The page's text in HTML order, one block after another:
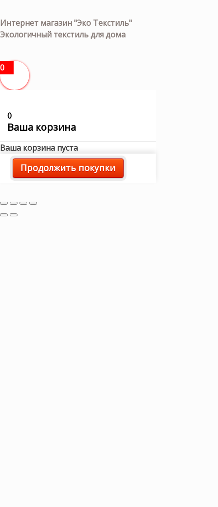
Интернет магазин "Эко Текстиль"
Экологичный текстиль для дома
0
0
Ваша корзина
Ваша корзина пуста
Продолжить покупки